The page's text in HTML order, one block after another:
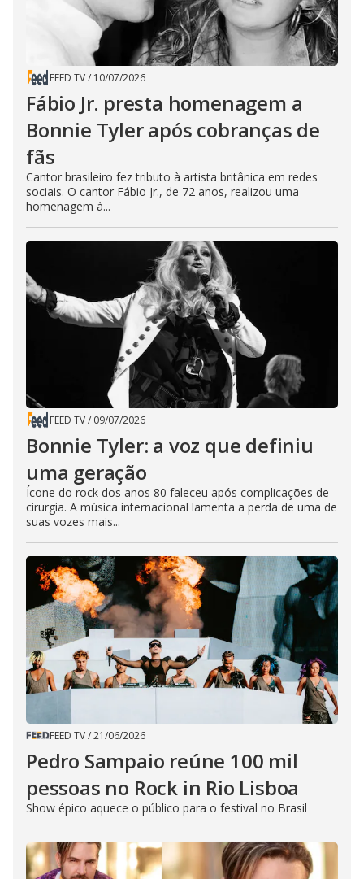
FEED TV/ 10/07/2026
Fábio Jr. presta homenagem a
Bonnie Tyler após cobranças de
fãs
Cantor brasileiro fez tributo à artista britânica em redes
sociais. O cantor Fábio Jr., de 72 anos, realizou uma
homenagem à...
FEED TV/ 09/07/2026
Bonnie Tyler: a voz que definiu
uma geração
Ícone do rock dos anos 80 faleceu após complicações de
cirurgia. A música internacional lamenta a perda de uma de
suas vozes mais...
FEED TV/21/06/2026
Pedro Sampaio reúne 100 mil
pessoas no Rock in Rio Lisboa
Show épico aquece o público para o festival no Brasil